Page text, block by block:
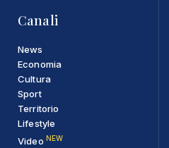
Canali
News
Economia
Cultura
Sport
Territorio
Lifestyle
Video NEW